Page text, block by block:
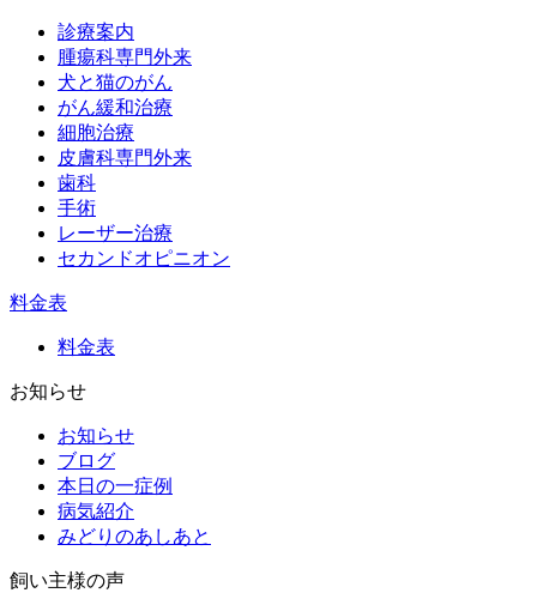
診療案内
腫瘍科専門外来
犬と猫のがん
がん緩和治療
細胞治療
皮膚科専門外来
歯科
手術
レーザー治療
セカンドオピニオン
料金表
料金表
お知らせ
お知らせ
ブログ
本日の一症例
病気紹介
みどりのあしあと
飼い主様の声